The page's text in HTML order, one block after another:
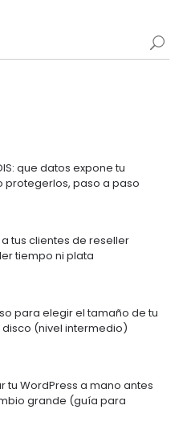
que datos expone tu
protegerlos, paso a paso
tus clientes de reseller
tiempo ni plata
para elegir el tamaño de tu
disco (nivel intermedio)
tu WordPress a mano antes
grande (guía para